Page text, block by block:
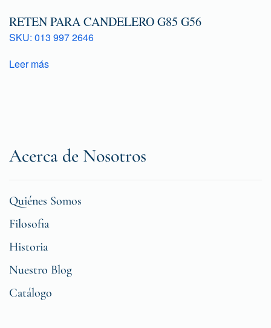
RETEN PARA CANDELERO G85 G56
SKU: 013 997 2646
Leer más
Acerca de Nosotros
Quiénes Somos
Filosofia
Historia
Nuestro Blog
Catálogo